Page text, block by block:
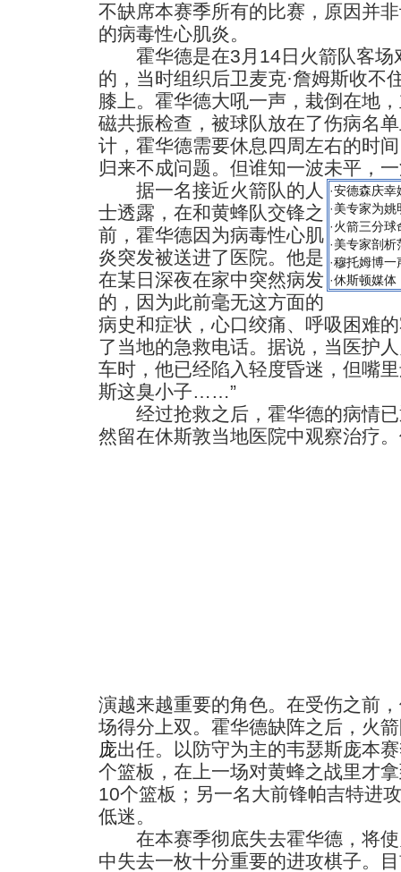
不缺席本赛季所有的比赛，原因并
的病毒性心肌炎。
霍华德是在3月14日火箭队客场
的，当时组织后卫麦克·詹姆斯收不
膝上。霍华德大吼一声，栽倒在地
磁共振检查，被球队放在了伤病名
计，霍华德需要休息四周左右的时
归来不成问题。但谁知一波未平，
·安德森庆幸
·美专家为姚
·火箭三分球
·美专家剖析
·穆托姆博一
·休斯顿媒体
据一名接近火箭队的人
士透露，在和黄蜂队交锋之
前，霍华德因为病毒性心肌
炎突发被送进了医院。他是
在某日深夜在家中突然病发
的，因为此前毫无这方面的
病史和症状，心口绞痛、呼吸困难
了当地的急救电话。据说，当医护
车时，他已经陷入轻度昏迷，但嘴
斯这臭小子……”
经过抢救之后，霍华德的病情已
然留在休斯敦当地医院中观察治疗。
演越来越重要的角色。在受伤之前
场得分上双。霍华德缺阵之后，火
庞出任。以防守为主的韦瑟斯庞本
个篮板，在上一场对黄蜂之战里才
10个篮板；另一名大前锋帕吉特进
低迷。
在本赛季彻底失去霍华德，将使
中失去一枚十分重要的进攻棋子。